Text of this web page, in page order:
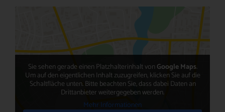
Sie sehen gerade einen Platzhalterinhalt vonGoogle Maps.
Um auf den eigentlichen Inhalt zuzugreifen, klicken Sie auf die
Schaltfläche unten. Bitte beachten Sie, dass dabei Daten an
Drittanbieter weitergegeben werden.
Mehr Informationen